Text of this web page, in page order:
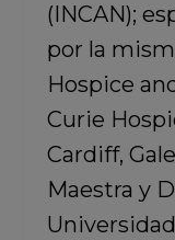
(INCAN);
por la
Hospice
Curie
Cardiff,
Maestra y